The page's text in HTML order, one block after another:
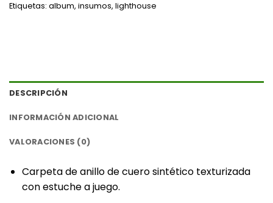
Etiquetas: album, insumos, lighthouse
DESCRIPCIÓN
INFORMACIÓN ADICIONAL
VALORACIONES (0)
‎Carpeta de anillo de cuero sintético texturizada
con estuche a juego. ‎